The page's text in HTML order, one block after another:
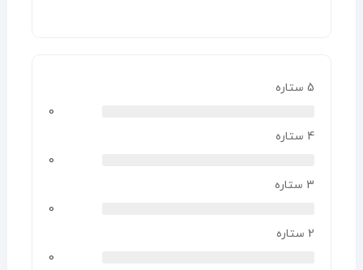
5 ستاره
0
4 ستاره
0
3 ستاره
0
2 ستاره
0